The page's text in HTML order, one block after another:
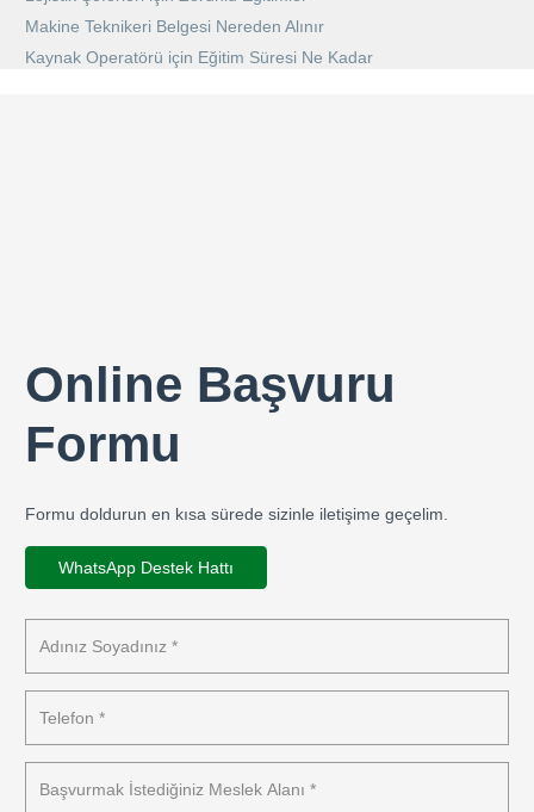
Makine Teknikeri Belgesi Nereden Alınır
Kaynak Operatörü için Eğitim Süresi Ne Kadar
Online Başvuru
Formu
Formu doldurun en kısa sürede sizinle iletişime geçelim.
WhatsApp Destek Hattı